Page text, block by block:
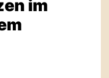
im